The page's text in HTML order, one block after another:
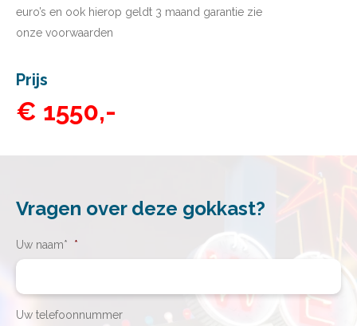
euro’s en ook hierop geldt 3 maand garantie zie
onze voorwaarden
Prijs
€ 1550,-
Vragen over deze gokkast?
Uw naam* *
Uw telefoonnummer